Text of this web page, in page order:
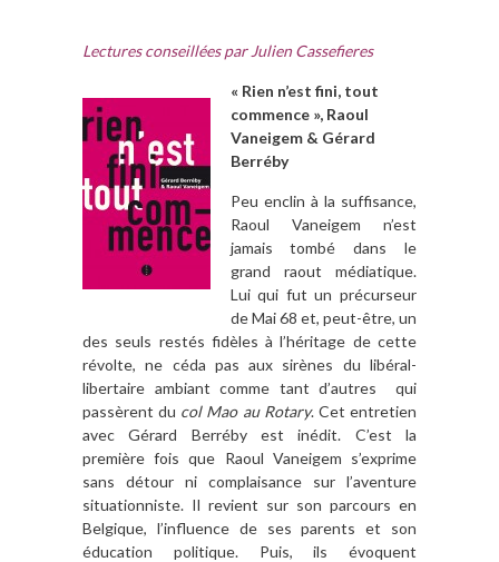
Lectures conseillées par Julien Cassefieres
« Rien n’est fini, tout
commence », Raoul
Vaneigem & Gérard
Berréby
Peu enclin à la suffisance,
Raoul Vaneigem n’est
jamais tombé dans le
grand raout médiatique.
Lui qui fut un précurseur
de Mai 68 et, peut-être, un
des seuls restés fidèles à l’héritage de cette
révolte, ne céda pas aux sirènes du libéral-
libertaire ambiant comme tant d’autres qui
passèrent du col Mao au Rotary. Cet entretien
avec Gérard Berréby est inédit. C’est la
première fois que Raoul Vaneigem s’exprime
sans détour ni complaisance sur l’aventure
situationniste. Il revient sur son parcours en
Belgique, l’influence de ses parents et son
éducation politique. Puis, ils évoquent